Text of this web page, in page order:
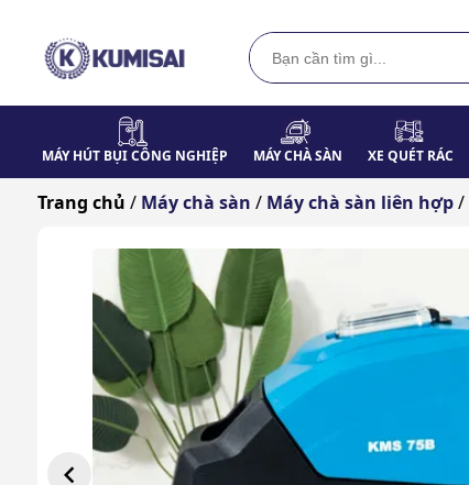
MÁY HÚT BỤI CÔNG NGHIỆP MÁY CHÀ SÀN XE QUÉT RÁC
Trang chủ / Máy chà sàn / Máy chà sàn liên hợp /